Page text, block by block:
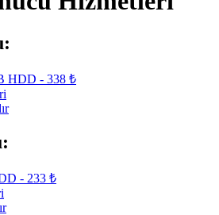
HDD - 338 ₺
- 233 ₺